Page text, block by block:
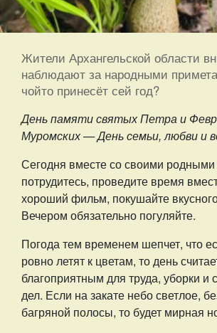
Жители Архангельской области
наблюдают за народными
чойто принесёт сей год?
День памяти святых Петра и
Муромских — День семьи, любви и
Сегодня вместе со своими
потрудитесь, проведите время
хороший фильм, покушайте
Вечером обязательно погуляйте.
Погода тем временем шепчет, что
ровно летят к цветам, то день
благоприятным для труда, уборки и
дел. Если на закате небо светлое,
багряной полосы, то будет мирная